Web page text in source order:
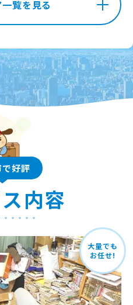
覧を見る
好評
内容
大量でも
お任せ!